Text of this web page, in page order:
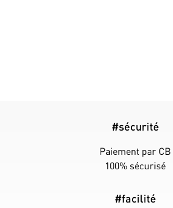
#sécurité
Paiement par CB
100% sécurisé
#facilité